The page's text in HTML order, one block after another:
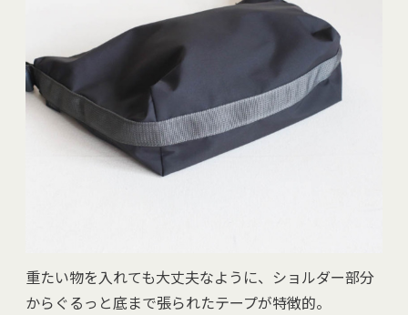
重たい物を入れても大丈夫なように、ショルダー部分
からぐるっと底まで張られたテープが特徴的。